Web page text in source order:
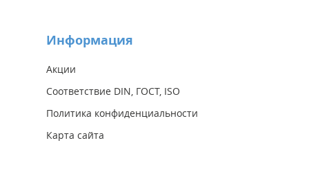
Информация
Акции
Соответствие DIN, ГОСТ, ISO
Политика конфиденциальности
Карта сайта